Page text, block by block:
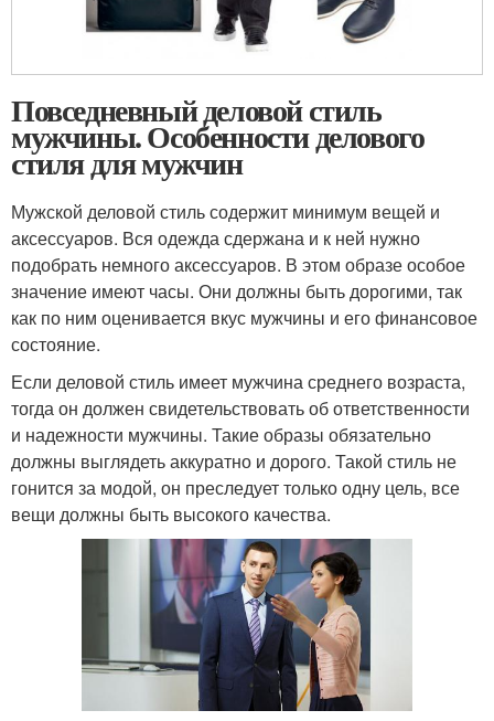
Повседневный деловой стиль
мужчины. Особенности делового
стиля для мужчин
Мужской деловой стиль содержит минимум вещей и
аксессуаров. Вся одежда сдержана и к ней нужно
подобрать немного аксессуаров. В этом образе особое
значение имеют часы. Они должны быть дорогими, так
как по ним оценивается вкус мужчины и его финансовое
состояние.
Если деловой стиль имеет мужчина среднего возраста,
тогда он должен свидетельствовать об ответственности
и надежности мужчины. Такие образы обязательно
должны выглядеть аккуратно и дорого. Такой стиль не
гонится за модой, он преследует только одну цель, все
вещи должны быть высокого качества.